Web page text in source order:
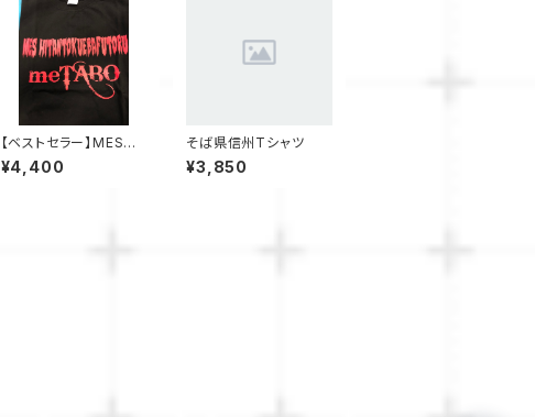
【ベストセラー】MESHI
TANTOKUEBAFUTO
RU meTABO Tシャ
¥4,400
そば県信州Tシャツ
¥3,850